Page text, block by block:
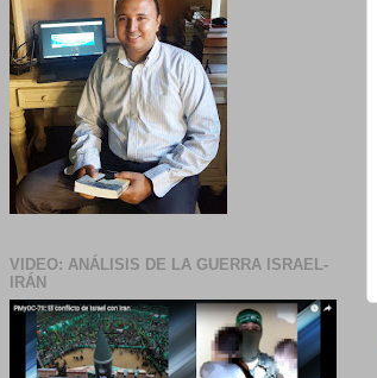
VIDEO: ANÁLISIS DE LA GUERRA ISRAEL-
IRÁN